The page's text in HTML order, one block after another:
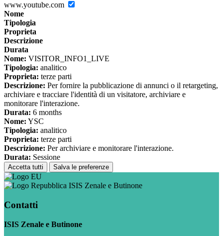
www.youtube.com
Nome
Tipologia
Proprieta
Descrizione
Durata
Nome: VISITOR_INFO1_LIVE
Tipologia: analitico
Proprieta: terze parti
Descrizione: Per fornire la pubblicazione di annunci o il retargeting,
archiviare e tracciare l'identità di un visitatore, archiviare e
monitorare l'interazione.
Durata: 6 months
Nome: YSC
Tipologia: analitico
Proprieta: terze parti
Descrizione: Per archiviare e monitorare l'interazione.
Durata: Sessione
Accetta tutti Salva le preferenze
ISIS Zenale e Butinone
Contatti
ISIS Zenale e Butinone